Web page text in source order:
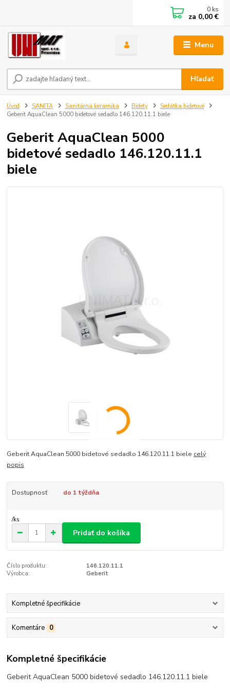
Menu
Hľadať
0 ks
za 0,00 €
Úvod SANITA Sanitárna keramika Bidety
Sedátka bidetové
Geberit AquaClean 5000 bidetové sedadlo 146.120.11.1 biele
Geberit AquaClean 5000
bidetové sedadlo 146.120.11.1
biele
Geberit AquaClean 5000 bidetové sedadlo 146.120.11.1 biele celý
popis
Dostupnosť do 1 týždňa
/ks
Pridať do košíka
Číslo produktu:
146.120.11.1
Výrobca:
Geberit
Kompletné špecifikácie
Komentáre 0
Kompletné špecifikácie
Geberit AquaClean 5000 bidetové sedadlo 146.120.11.1 biele